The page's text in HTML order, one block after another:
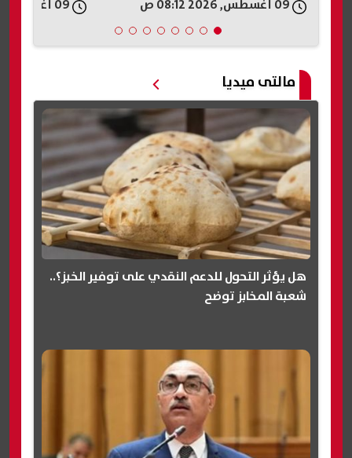
مالتى ميديا
هل يؤثر التحول للدعم النقدي على توفير الخبز؟..
شعبة المخابز توضح